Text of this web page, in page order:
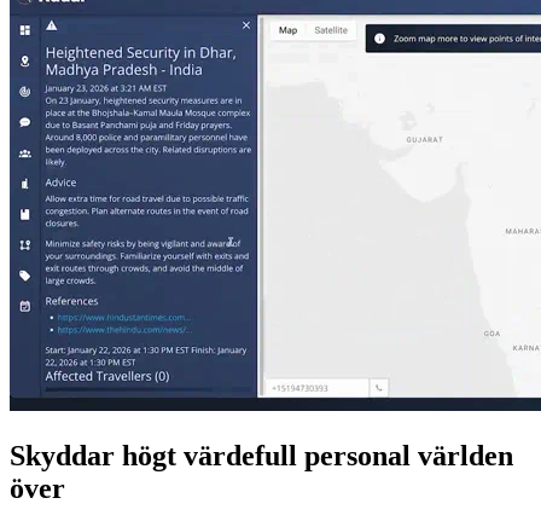
Skyddar högt värdefull personal världen
över